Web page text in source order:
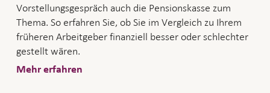
Vorstellungsgespräch auch die Pensionskasse zum
Thema. So erfahren Sie, ob Sie im Vergleich zu Ihrem
früheren Arbeitgeber finanziell besser oder schlechter
gestellt wären.
Mehr erfahren